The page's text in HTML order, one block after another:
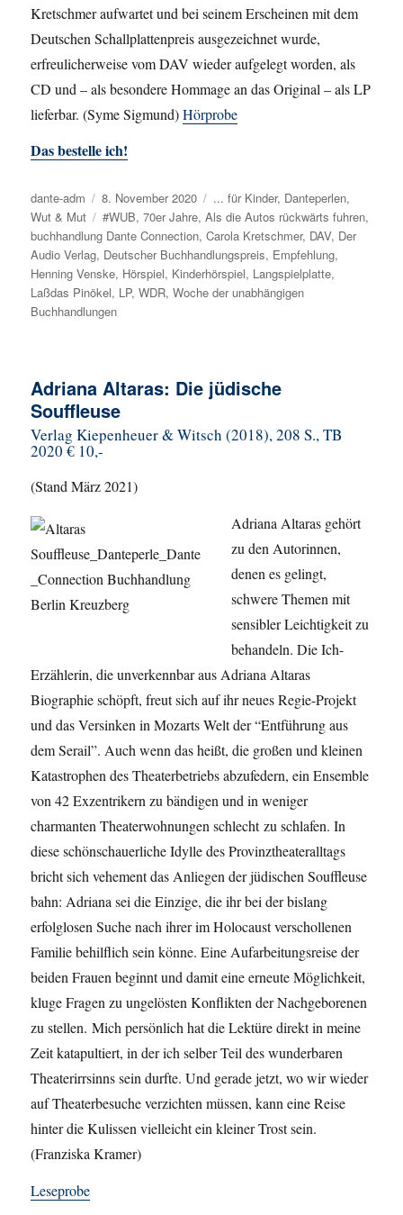
Kretschmer aufwartet und bei seinem Erscheinen mit dem
Deutschen Schallplattenpreis ausgezeichnet wurde,
erfreulicherweise vom DAV wieder aufgelegt worden, als
CD und – als besondere Hommage an das Original – als LP
lieferbar. (Syme Sigmund)Hörprobe
Das bestelle ich!
Autor
dante-adm
Veröffentlicht
am
8. November 2020 Kategorien
... für Kinder, Danteperlen,
Wut & Mut
Schlagwörter
#WUB,70er Jahre,Als die Autos rückwärts fuhren,
buchhandlung Dante Connection,Carola Kretschmer, DAV, Der
Audio Verlag, Deutscher Buchhandlungspreis, Empfehlung,
Henning Venske, Hörspiel, Kinderhörspiel, Langspielplatte,
Laßdas Pinökel, LP,WDR,Woche der unabhängigen
Buchhandlungen
Adriana Altaras: Die jüdische
Souffleuse
Verlag Kiepenheuer & Witsch(2018), 208 S., TB
2020 € 10,-
(Stand März 2021)
Adriana Altaras gehört
zu den Autorinnen,
denen es gelingt,
schwere Themen mit
sensibler Leichtigkeit zu
behandeln. Die Ich-
Erzählerin, die unverkennbar aus Adriana Altaras
Biographie schöpft, freut sich auf ihr neues Regie-Projekt
und das Versinken in Mozarts Welt der “Entführung aus
dem Serail”. Auch wenn das heißt, die großen und kleinen
Katastrophen des Theaterbetriebs abzufedern, ein Ensemble
von 42 Exzentrikern zu bändigen und in weniger
charmanten Theaterwohnungen schlecht zu schlafen. In
diese schönschauerliche Idylle des Provinztheateralltags
bricht sich vehement das Anliegen der jüdischen Souffleuse
bahn: Adriana sei die Einzige, die ihr bei der bislang
erfolglosen Suche nach ihrer im Holocaust verschollenen
Familie behilflich sein könne. Eine Aufarbeitungsreise der
beiden Frauen beginnt und damit eine erneute Möglichkeit,
kluge Fragen zu ungelösten Konflikten der Nachgeborenen
zu stellen. Mich persönlich hat die Lektüre direkt in meine
Zeit katapultiert, in der ich selber Teil des wunderbaren
Theaterirrsinns sein durfte. Und gerade jetzt, wo wir wieder
auf Theaterbesuche verzichten müssen, kann eine Reise
hinter die Kulissen vielleicht ein kleiner Trost sein.
(Franziska Kramer)
Leseprobe